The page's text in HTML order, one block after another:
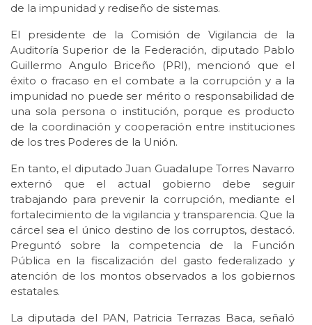
de la impunidad y rediseño de sistemas.
El presidente de la Comisión de Vigilancia de la
Auditoría Superior de la Federación, diputado Pablo
Guillermo Angulo Briceño (PRI), mencionó que el
éxito o fracaso en el combate a la corrupción y a la
impunidad no puede ser mérito o responsabilidad de
una sola persona o institución, porque es producto
de la coordinación y cooperación entre instituciones
de los tres Poderes de la Unión.
En tanto, el diputado Juan Guadalupe Torres Navarro
externó que el actual gobierno debe seguir
trabajando para prevenir la corrupción, mediante el
fortalecimiento de la vigilancia y transparencia. Que la
cárcel sea el único destino de los corruptos, destacó.
Preguntó sobre la competencia de la Función
Pública en la fiscalización del gasto federalizado y
atención de los montos observados a los gobiernos
estatales.
La diputada del PAN, Patricia Terrazas Baca, señaló